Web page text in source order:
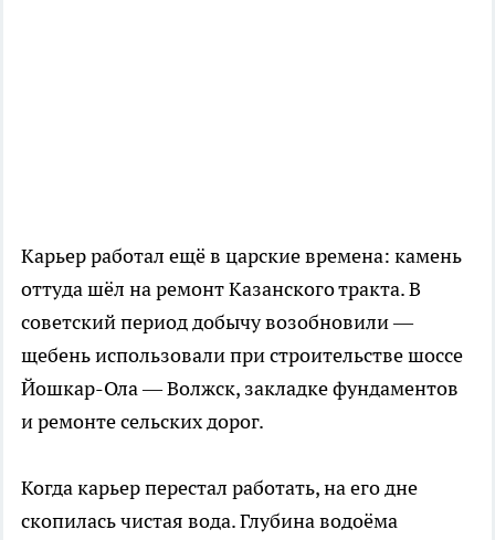
Карьер работал ещё в царские времена: камень
оттуда шёл на ремонт Казанского тракта. В
советский период добычу возобновили —
щебень использовали при строительстве шоссе
Йошкар-Ола — Волжск, закладке фундаментов
и ремонте сельских дорог.
Когда карьер перестал работать, на его дне
скопилась чистая вода. Глубина водоёма